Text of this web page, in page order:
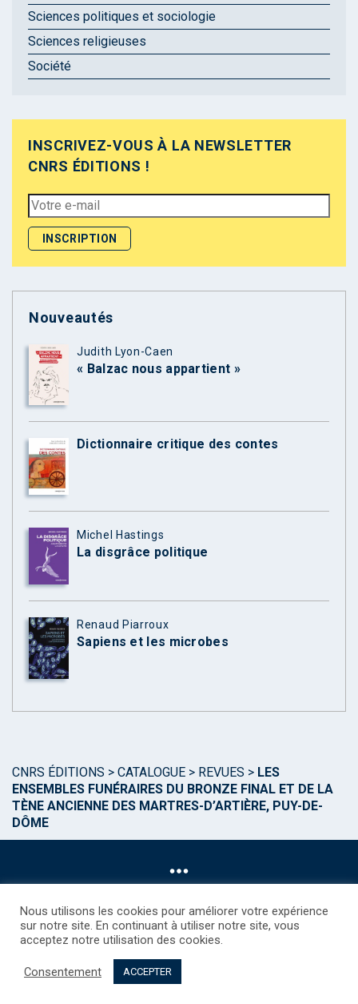
Sciences politiques et sociologie
Sciences religieuses
Société
INSCRIVEZ-VOUS À LA NEWSLETTER
CNRS ÉDITIONS !
Nouveautés
Judith Lyon-Caen
« Balzac nous appartient »
Dictionnaire critique des contes
Michel Hastings
La disgrâce politique
Renaud Piarroux
Sapiens et les microbes
CNRS ÉDITIONS > CATALOGUE > REVUES > LES
ENSEMBLES FUNÉRAIRES DU BRONZE FINAL ET DE LA
TÈNE ANCIENNE DES MARTRES-D’ARTIÈRE, PUY-DE-
DÔME
©CNRS EDITIONS 2025
Droits étrangers / Foreign rights
Nous utilisons les cookies pour améliorer votre expérience
sur notre site. En continuant à utiliser notre site, vous
acceptez notre utilisation des cookies.
Consentement ACCEPTER